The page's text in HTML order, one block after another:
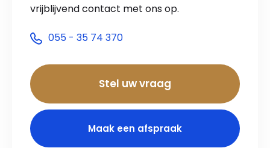
vrijblijvend contact met ons op.
055 - 35 74 370
Stel uw vraag
Maak een afspraak